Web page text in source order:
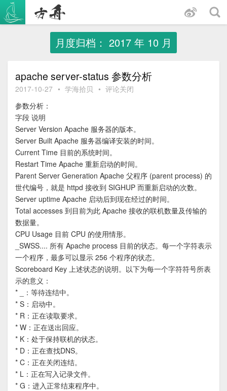
内
容
月度归档： 2017 年 10 月
apache server-status 参数分析
2017-10-27 • 学海拾贝 • 评论关闭
参数分析：
字段 说明
Server Version Apache 服务器的版本。
Server Built Apache 服务器编译安装的时间。
Current Time 目前的系统时间。
Restart Time Apache 重新启动的时间。
Parent Server Generation Apache 父程序 (parent process) 的
世代编号，就是 httpd 接收到 SIGHUP 而重新启动的次数。
Server uptime Apache 启动后到现在经过的时间。
Total accesses 到目前为此 Apache 接收的联机数量及传输的
数据量。
CPU Usage 目前 CPU 的使用情形。
_SWSS.... 所有 Apache process 目前的状态。每一个字符表示
一个程序，最多可以显示 256 个程序的状态。
Scoreboard Key 上述状态的说明。以下为每一个字符符号所表
示的意义：
* _：等待连结中。
* S：启动中。
* R：正在读取要求。
* W：正在送出回应。
* K：处于保持联机的状态。
* D：正在查找DNS。
* C：正在关闭连结。
* L：正在写入记录文件。
* G：进入正常结束程序中。